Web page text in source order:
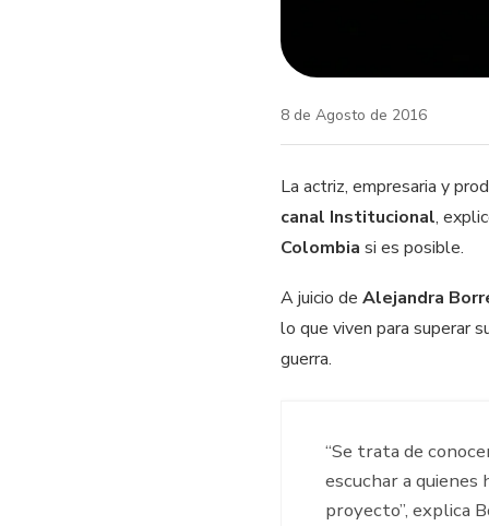
8 de Agosto de 2016
La actriz, empresaria y
canal Institucional,
Colombia si es posible.
A juicio deAlejandra
lo que viven para superar
guerra.
“Se trata de
escuchar a
proyecto”, explica